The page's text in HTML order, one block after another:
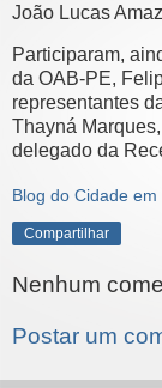
João Lucas
Participaram,
da OAB-PE,
representantes
Thayná
delegado da
Blog do Cidade em
Compartilhar
Nenhum
Postar um